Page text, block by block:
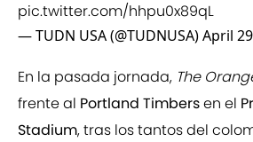
pic.twitter.com/hhpu0x89qL
— TUDN USA (@TUDNUSA)April
En la pasada jornada, The
frente al Portland Timbersen el
Stadium, tras los tantos del